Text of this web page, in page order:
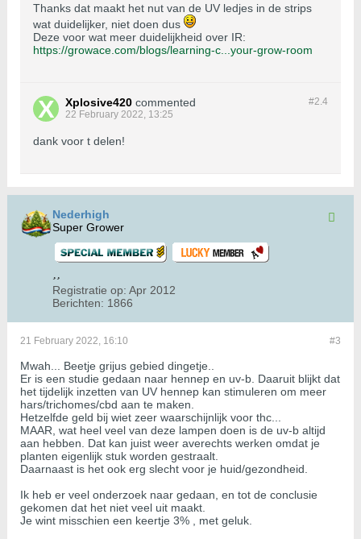
Thanks dat maakt het nut van de UV ledjes in de strips
wat duidelijker, niet doen dus
Deze voor wat meer duidelijkheid over IR:
https://growace.com/blogs/learning-c...your-grow-room
#2.4
Xplosive420 commented
22 February 2022, 13:25
dank voor t delen!
Nederhigh
Super Grower
Registratie op: Apr 2012
Berichten: 1866
#3
21 February 2022, 16:10
Mwah... Beetje grijus gebied dingetje..
Er is een studie gedaan naar hennep en uv-b. Daaruit blijkt dat
het tijdelijk inzetten van UV hennep kan stimuleren om meer
hars/trichomes/cbd aan te maken.
Hetzelfde geld bij wiet zeer waarschijnlijk voor thc...
MAAR, wat heel veel van deze lampen doen is de uv-b altijd
aan hebben. Dat kan juist weer averechts werken omdat je
planten eigenlijk stuk worden gestraalt.
Daarnaast is het ook erg slecht voor je huid/gezondheid.
Ik heb er veel onderzoek naar gedaan, en tot de conclusie
gekomen dat het niet veel uit maakt.
Je wint misschien een keertje 3% , met geluk.